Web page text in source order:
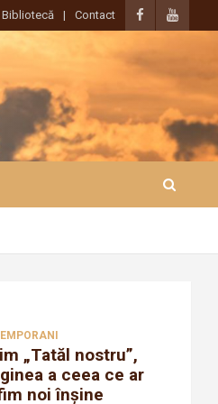
Bibliotecă Contact
„Tatăl nostru”,
a ceea ce ar
noi înșine